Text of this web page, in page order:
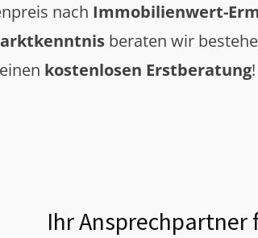
nach Immobilienwert-
beraten wir
kostenlosen Erstberatung!
Ihr Ansprechpartner